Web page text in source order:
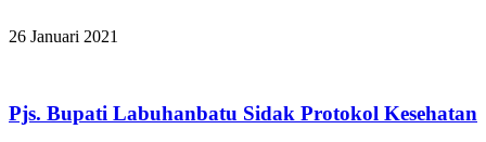
26 Januari 2021
Pjs. Bupati Labuhanbatu Sidak Protokol Kesehatan